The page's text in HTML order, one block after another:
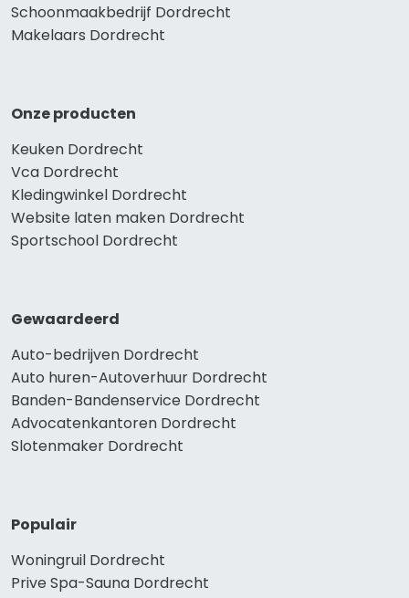
Schoonmaakbedrijf Dordrecht
Makelaars Dordrecht
Onze producten
Keuken Dordrecht
Vca Dordrecht
Kledingwinkel Dordrecht
Website laten maken Dordrecht
Sportschool Dordrecht
Gewaardeerd
Auto-bedrijven Dordrecht
Auto huren-Autoverhuur Dordrecht
Banden-Bandenservice Dordrecht
Advocatenkantoren Dordrecht
Slotenmaker Dordrecht
Populair
Woningruil Dordrecht
Prive Spa-Sauna Dordrecht